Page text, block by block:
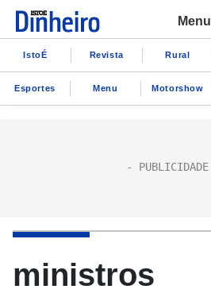
Menu
IstoÉ Revista Rural
Esportes Menu Motorshow
ministros